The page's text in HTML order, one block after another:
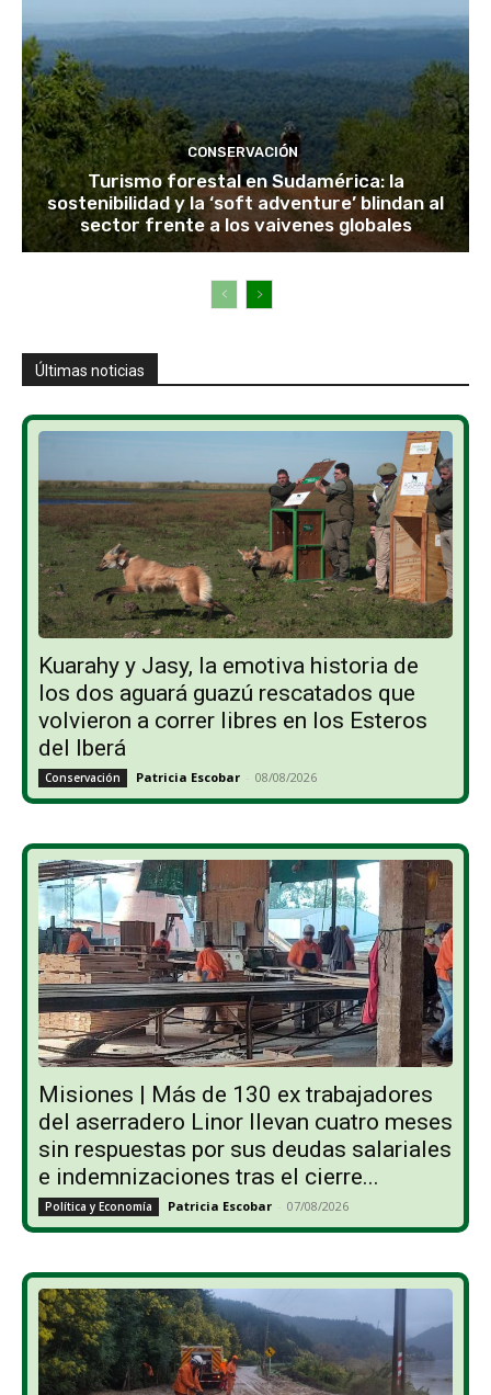
CONSERVACIÓN
Turismo forestal en Sudamérica: la
sostenibilidad y la ‘soft adventure’ blindan al
sector frente a los vaivenes globales
Últimas noticias
Kuarahy y Jasy, la emotiva historia de
los dos aguará guazú rescatados que
volvieron a correr libres en los Esteros
del Iberá
Conservación Patricia Escobar - 08/08/2026
Misiones | Más de 130 ex trabajadores
del aserradero Linor llevan cuatro meses
sin respuestas por sus deudas salariales
e indemnizaciones tras el cierre...
Política y Economía Patricia Escobar - 07/08/2026